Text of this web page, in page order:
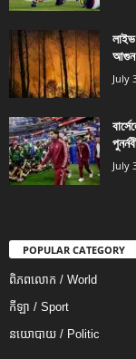
আগুন
July
July
POPULAR CATEGORY
ពិភពលោក / World
កីឡា / Sport
នយោបាយ / Politic